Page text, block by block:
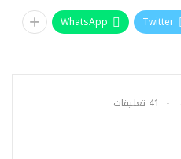
Twitter
WhatsApp
41 تعليقات